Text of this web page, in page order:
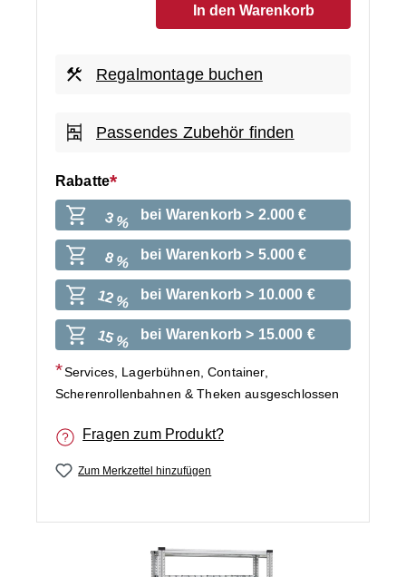
In den Warenkorb
Regalmontage buchen
Passendes Zubehör finden
Rabatte
3 % bei Warenkorb > 2.000 €
8 % bei Warenkorb > 5.000 €
12 % bei Warenkorb > 10.000 €
15 % bei Warenkorb > 15.000 €
Services, Lagerbühnen, Container,
Scherenrollenbahnen & Theken ausgeschlossen
Fragen zum Produkt?
Zum Merkzettel hinzufügen
Bildergalerie überspringen